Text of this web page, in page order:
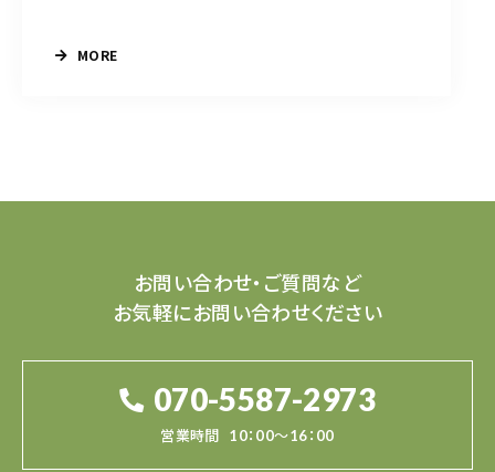
MORE
お問い合わせ・ご質問など
お気軽にお問い合わせください
070-5587-2973
営業時間 10：00～16：00